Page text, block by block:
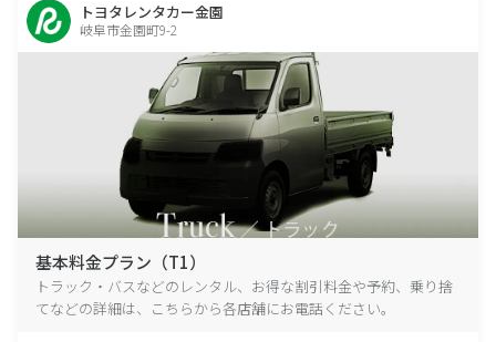
トヨタレンタカー金園
岐阜市金園町9-2
基本料金プラン（T1）
トラック・バスなどのレンタル、お得な割引料金や予約、乗り捨
てなどの詳細は、こちらから各店舗にお電話ください。